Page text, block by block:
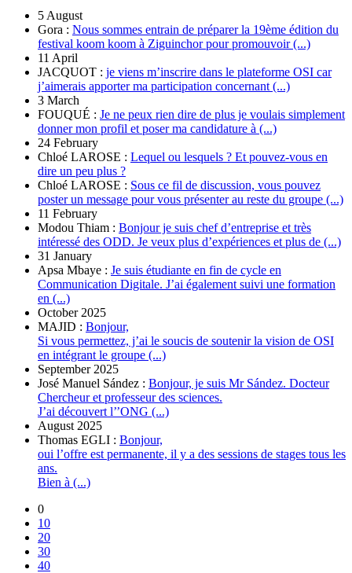
5 August
Gora : Nous sommes entrain de préparer la 19ème édition du
festival koom koom à Ziguinchor pour promouvoir (...)
11 April
JACQUOT : je viens m’inscrire dans le plateforme OSI car
j’aimerais apporter ma participation concernant (...)
3 March
FOUQUÉ : Je ne peux rien dire de plus je voulais simplement
donner mon profil et poser ma candidature à (...)
24 February
Chloé LAROSE : Lequel ou lesquels ? Et pouvez-vous en
dire un peu plus ?
Chloé LAROSE : Sous ce fil de discussion, vous pouvez
poster un message pour vous présenter au reste du groupe (...)
11 February
Modou Thiam : Bonjour je suis chef d’entreprise et très
intéressé des ODD. Je veux plus d’expériences et plus de (...)
31 January
Apsa Mbaye : Je suis étudiante en fin de cycle en
Communication Digitale. J’ai également suivi une formation
en (...)
October 2025
MAJID : Bonjour,
Si vous permettez, j’ai le soucis de soutenir la vision de OSI
en intégrant le groupe (...)
September 2025
José Manuel Sández : Bonjour, je suis Mr Sández. Docteur
Chercheur et professeur des sciences.
J’ai découvert l’’ONG (...)
August 2025
Thomas EGLI : Bonjour,
oui l’offre est permanente, il y a des sessions de stages tous les
ans.
Bien à (...)
0
10
20
30
40